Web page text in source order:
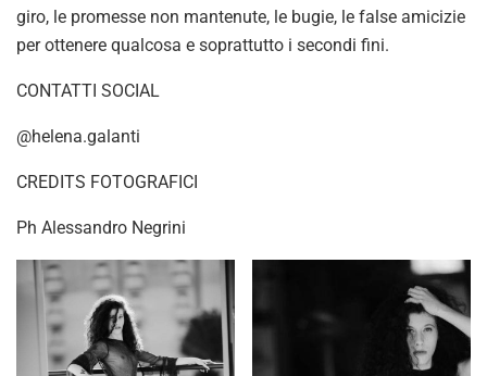
giro, le promesse non mantenute, le bugie, le false amicizie
per ottenere qualcosa e soprattutto i secondi fini.
CONTATTI SOCIAL
@helena.galanti
CREDITS FOTOGRAFICI
Ph Alessandro Negrini